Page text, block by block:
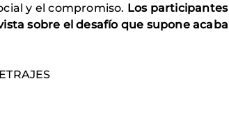
y el compromiso. Los
sobre el desafío que supone